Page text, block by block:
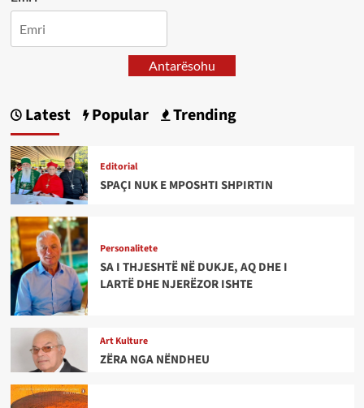
Antarësohu
Latest Popular Trending
Editorial
SPAÇI NUK E MPOSHTI SHPIRTIN
Personalitete
SA I THJESHTË NË DUKJE, AQ DHE I
LARTË DHE NJERËZOR ISHTE
Art Kulture
ZËRA NGA NËNDHEU